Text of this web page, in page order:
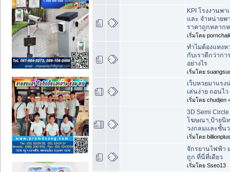
KPI โรงงานพ
และ จำหน่ายพ
ราคาถูกหลาก
เริ่มโดย
ทำไมต้องแทง
กับเราดีกว่าก
อย่างไร
เริ่มโดย
เว็บหวยมาแรง
เล่นง่าย ถอนไ
เริ่มโดย chudjen
3D Semi
โฆษณา,ป้ายนิ
วงกลมและชั้น
เริ่มโดย
จักรยานไฟฟ้า
ถูก ที่นี่ที่เดียว
เริ่มโดย Sseo13